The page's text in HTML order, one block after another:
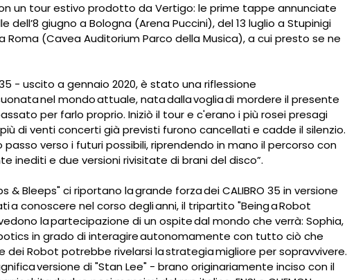
un tour estivo prodotto da Vertigo: le prime tappe annunciate
dell’8 giugno a Bologna (Arena Puccini), del 13 luglio a Stupinigi
Roma (Cavea Auditorium Parco della Musica), a cui presto se ne
35 - uscito a gennaio 2020, è stato una riflessione
nel mondo attuale, nata dalla voglia di mordere il presente
per farlo proprio. Iniziò il tour e c'erano i più rosei presagi
di venti concerti già previsti furono cancellati e cadde il silenzio.
passo verso i futuri possibili, riprendendo in mano il percorso con
inediti e due versioni rivisitate di brani del disco”.
& Bleeps" ci riportano la grande forza dei CALIBRO 35 in versione
conoscere nel corso degli anni, il tripartito "Being a Robot
la partecipazione di un ospite dal mondo che verrà: Sophia,
in grado di interagire autonomamente con tutto ciò che
dei Robot potrebbe rivelarsi la strategia migliore per sopravvivere.
versione di "Stan Lee" - brano originariamente inciso con il